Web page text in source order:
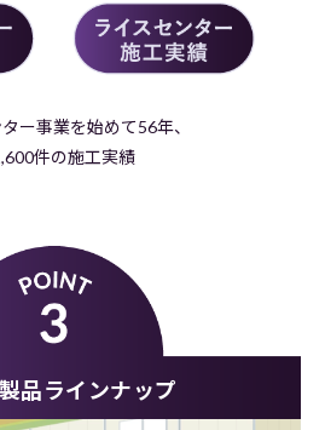
ー事業を始めて56年、
件の施工実績
品ラインナップ